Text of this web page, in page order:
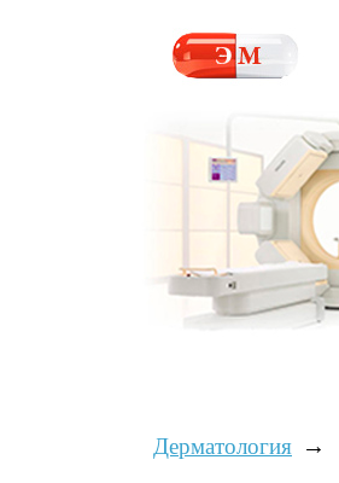
Дерматология →